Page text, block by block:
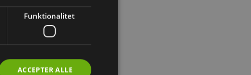
Funktionalitet
ACCEPTER ALLE